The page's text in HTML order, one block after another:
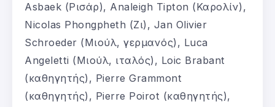
Asbaek (Ρισάρ), Analeigh Tipton (Καρολίν),
Nicolas Phongpheth (Ζι), Jan Olivier
Schroeder (Μιούλ, γερμανός), Luca
Angeletti (Μιούλ, ιταλός), Loic Brabant
(καθηγητής), Pierre Grammont
(καθηγητής), Pierre Poirot (καθηγητής),